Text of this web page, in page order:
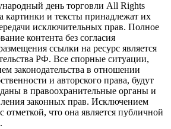
день торговли All Rights
картинки и тексты принадлежат их
исключительных прав. Полное
контента без согласия
ссылки на ресурс является
РФ. Все спорные ситуации,
законодательства в отношении
и авторского права, будут
в правоохранительные органы и
законных прав. Исключением
отметкой, что она является публичной